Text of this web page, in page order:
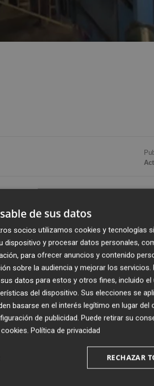
atrapado en el centro de la
El vehículo estuvo inmovilizado
Un suceso que obligó a los
-algunos murieron-, cuyos
, todo apunta a que un problema
por una calle estrecha y
declaraciones aValencia Plaza, el
esta calle: "Rozó algunas fachadas
ya está todo bien", explica Polo.
a la localidad para acometer
de sus datos
socios utilizamos cookies y tecnologías
dispositivo y procesar datos personales,
para ofrecer anuncios y contenido
sobre la audiencia y mejorar los servicios.
datos para estos y otros fines, incluido
del dispositivo. Sus elecciones se
basarse en el interés legítimo en lugar
de publicidad. Puede retirar su
. Política de privacidad
RECHAZAR